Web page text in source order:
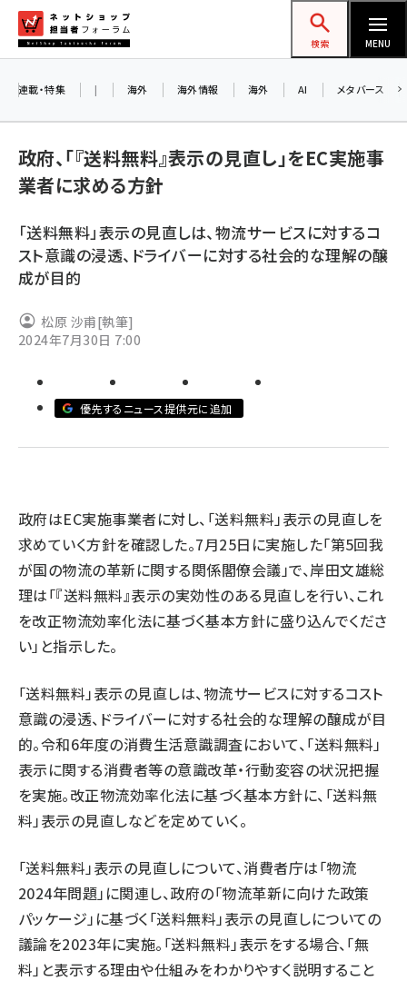
ン
ネットショップ担当者フォーラム
検索 MENU
yahoo (1905)
楽天 (1873)
アスクル (1122)
ビィ・フォアード (776)
連載・特集 | 海外 海外情報 海外 AI メタバース
政府、「『送料無料』表示の見直し」をEC実施事
業者に求める方針
「送料無料」表示の見直しは、物流サービスに対するコ
スト意識の浸透、ドライバーに対する社会的な理解の醸
成が目的
松原 沙甫[執筆]
2024年7月30日 7:00
優先するニュース提供元に追加
政府はEC実施事業者に対し、「送料無料」表示の見直しを
求めていく方針を確認した。7月25日に実施した「第5回我
が国の物流の革新に関する関係閣僚会議」で、岸田文雄総
理は「『送料無料』表示の実効性のある見直しを行い、これ
を改正物流効率化法に基づく基本方針に盛り込んでくださ
い」と指示した。
「送料無料」表示の見直しは、物流サービスに対するコスト
意識の浸透、ドライバーに対する社会的な理解の醸成が目
的。令和6年度の消費生活意識調査において、「送料無料」
表示に関する消費者等の意識改革・行動変容の状況把握
を実施。改正物流効率化法に基づく基本方針に、「送料無
料」表示の見直しなどを定めていく。
「送料無料」表示の見直しについて、消費者庁は「物流
2024年問題」に関連し、政府の「物流革新に向けた政策
パッケージ」に基づく「送料無料」表示の見直しについての
議論を2023年に実施。「送料無料」表示をする場合、「無
料」と表示する理由や仕組みをわかりやすく説明すること